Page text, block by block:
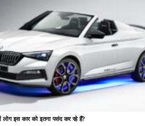
लोग इस कार को इतना पसंद कर रहे हैं?